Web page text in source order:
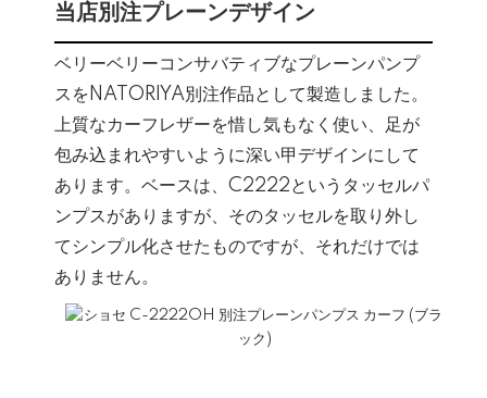
当店別注プレーンデザイン
ベリーベリーコンサバティブなプレーンパンプ
スをNATORIYA別注作品として製造しました。
上質なカーフレザーを惜し気もなく使い、足が
包み込まれやすいように深い甲デザインにして
あります。ベースは、C2222というタッセルパ
ンプスがありますが、そのタッセルを取り外し
てシンプル化させたものですが、それだけでは
ありません。